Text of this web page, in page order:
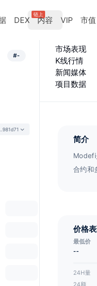
DEX
链上
内容 VIP 市值
市场表现
K线行情
新闻媒体
项目数据
简介
Modefi
合约和
价格
最低价
--
24H量
24额
#-